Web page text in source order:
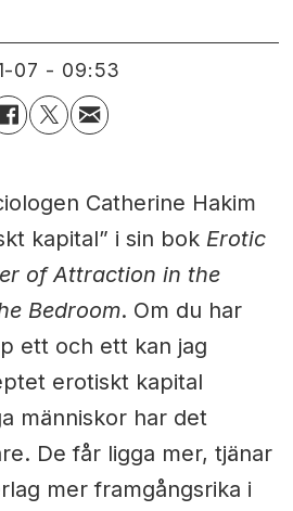
07 - 09:53
Catherine Hakim
kapital” i sin bok Erotic
of Attraction in the
Bedroom. Om du har
ett och ett kan jag
erotiskt kapital
människor har det
De får ligga mer, tjänar
mer framgångsrika i